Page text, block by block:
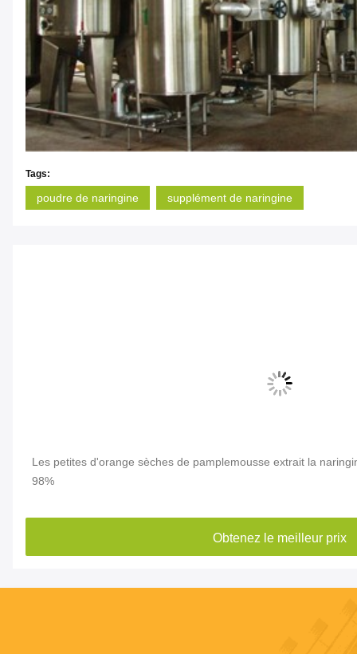
Tags:
poudre de naringine supplément de naringine
Les petites d'orange sèches de pamplemousse extrait la
98%
Obtenez le meilleur prix